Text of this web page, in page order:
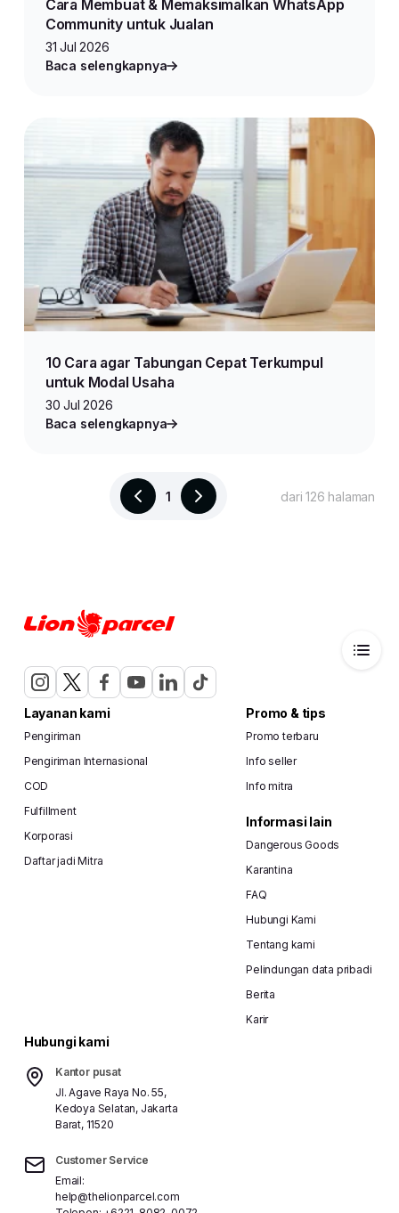
Cara Membuat & Memaksimalkan WhatsApp
Community untuk Jualan
31 Jul 2026
Baca selengkapnya
10 Cara agar Tabungan Cepat Terkumpul
untuk Modal Usaha
30 Jul 2026
Baca selengkapnya
1 dari 126 halaman
Layanan kami
Pengiriman
Pengiriman Internasional
COD
Fulfillment
Korporasi
Daftar jadi Mitra
Promo & tips
Promo terbaru
Info seller
Info mitra
Informasi lain
Dangerous Goods
Karantina
FAQ
Hubungi Kami
Tentang kami
Pelindungan data pribadi
Berita
Karir
Hubungi kami
Kantor pusat
Jl. Agave Raya No. 55,
Kedoya Selatan, Jakarta
Barat, 11520
Customer Service
Email:
help@thelionparcel.com